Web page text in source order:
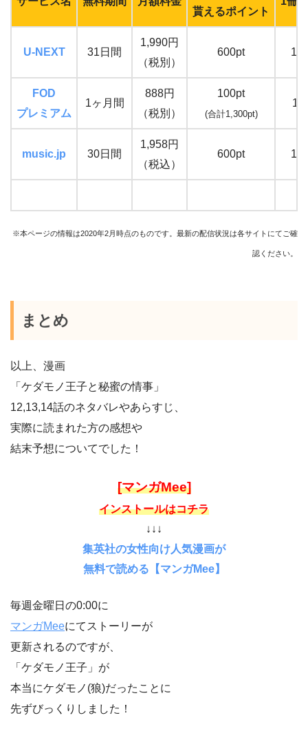
貰えるポイント
U-NEXT 31日間
1,990円
（税別）
600pt
FOD
プレミアム
1ヶ月間
888円
（税別）
100pt
(合計1,300pt)
music.jp 30日間
1,958円
（税込）
600pt
※本ページの情報は2020年2月時点のものです。最新の配信状況は各サイトにてご確
認ください。
まとめ
以上、漫画
「ケダモノ王子と秘蜜の情事」
12,13,14話のネタバレやあらすじ、
実際に読まれた方の感想や
結末予想についてでした！
[マンガMee]
インストールはコチラ
↓↓↓
集英社の女性向け人気漫画が
無料で読める【マンガMee】
毎週金曜日の0:00に
マンガMeeにてストーリーが
更新されるのですが、
「ケダモノ王子」が
本当にケダモノ(狼)だったことに
先ずびっくりしました！